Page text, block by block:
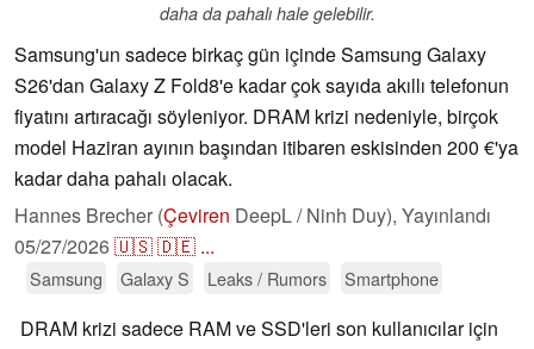
daha da pahalı hale gelebilir.
Samsung'un sadece birkaç gün içinde Samsung Galaxy
S26'dan Galaxy Z Fold8'e kadar çok sayıda akıllı telefonun
fiyatını artıracağı söyleniyor. DRAM krizi nedeniyle, birçok
model Haziran ayının başından itibaren eskisinden 200 €'ya
kadar daha pahalı olacak.
Hannes Brecher (Çeviren DeepL / Ninh Duy), Yayınlandı
05/27/2026🇺🇸🇩🇪 ...
Samsung Galaxy S Leaks / Rumors Smartphone
DRAM krizi sadece RAM ve SSD'leri son kullanıcılar için